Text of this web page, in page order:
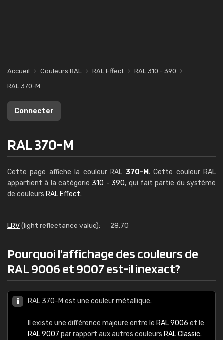
Accueil Couleurs RAL RAL Effect
RAL 310 - 390
RAL 370-M
Connecter
RAL 370-M
Cette page affiche la couleur RAL 370-M. Cette couleur RAL
appartient à la catégorie 310 - 390, qui fait partie du système
de couleurs RAL Effect.
LRV(light reflectance value): 28,70
Pourquoi l'affichage des couleurs de
RAL 9006 et 9007 est-il inexact?
RAL 370-M est une couleur métallique.
Il existe une différence majeure entre le RAL 9006 et le
RAL 9007 par rapport aux autres couleurs RAL Classic.